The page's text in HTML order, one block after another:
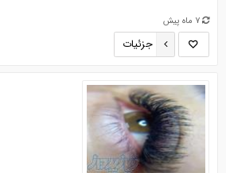
7 ماه پیش
جزئیات